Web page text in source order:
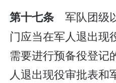
第十七条军队团级
门应当在军人退出现
需要进行预备役登记
人退出现役审批表和